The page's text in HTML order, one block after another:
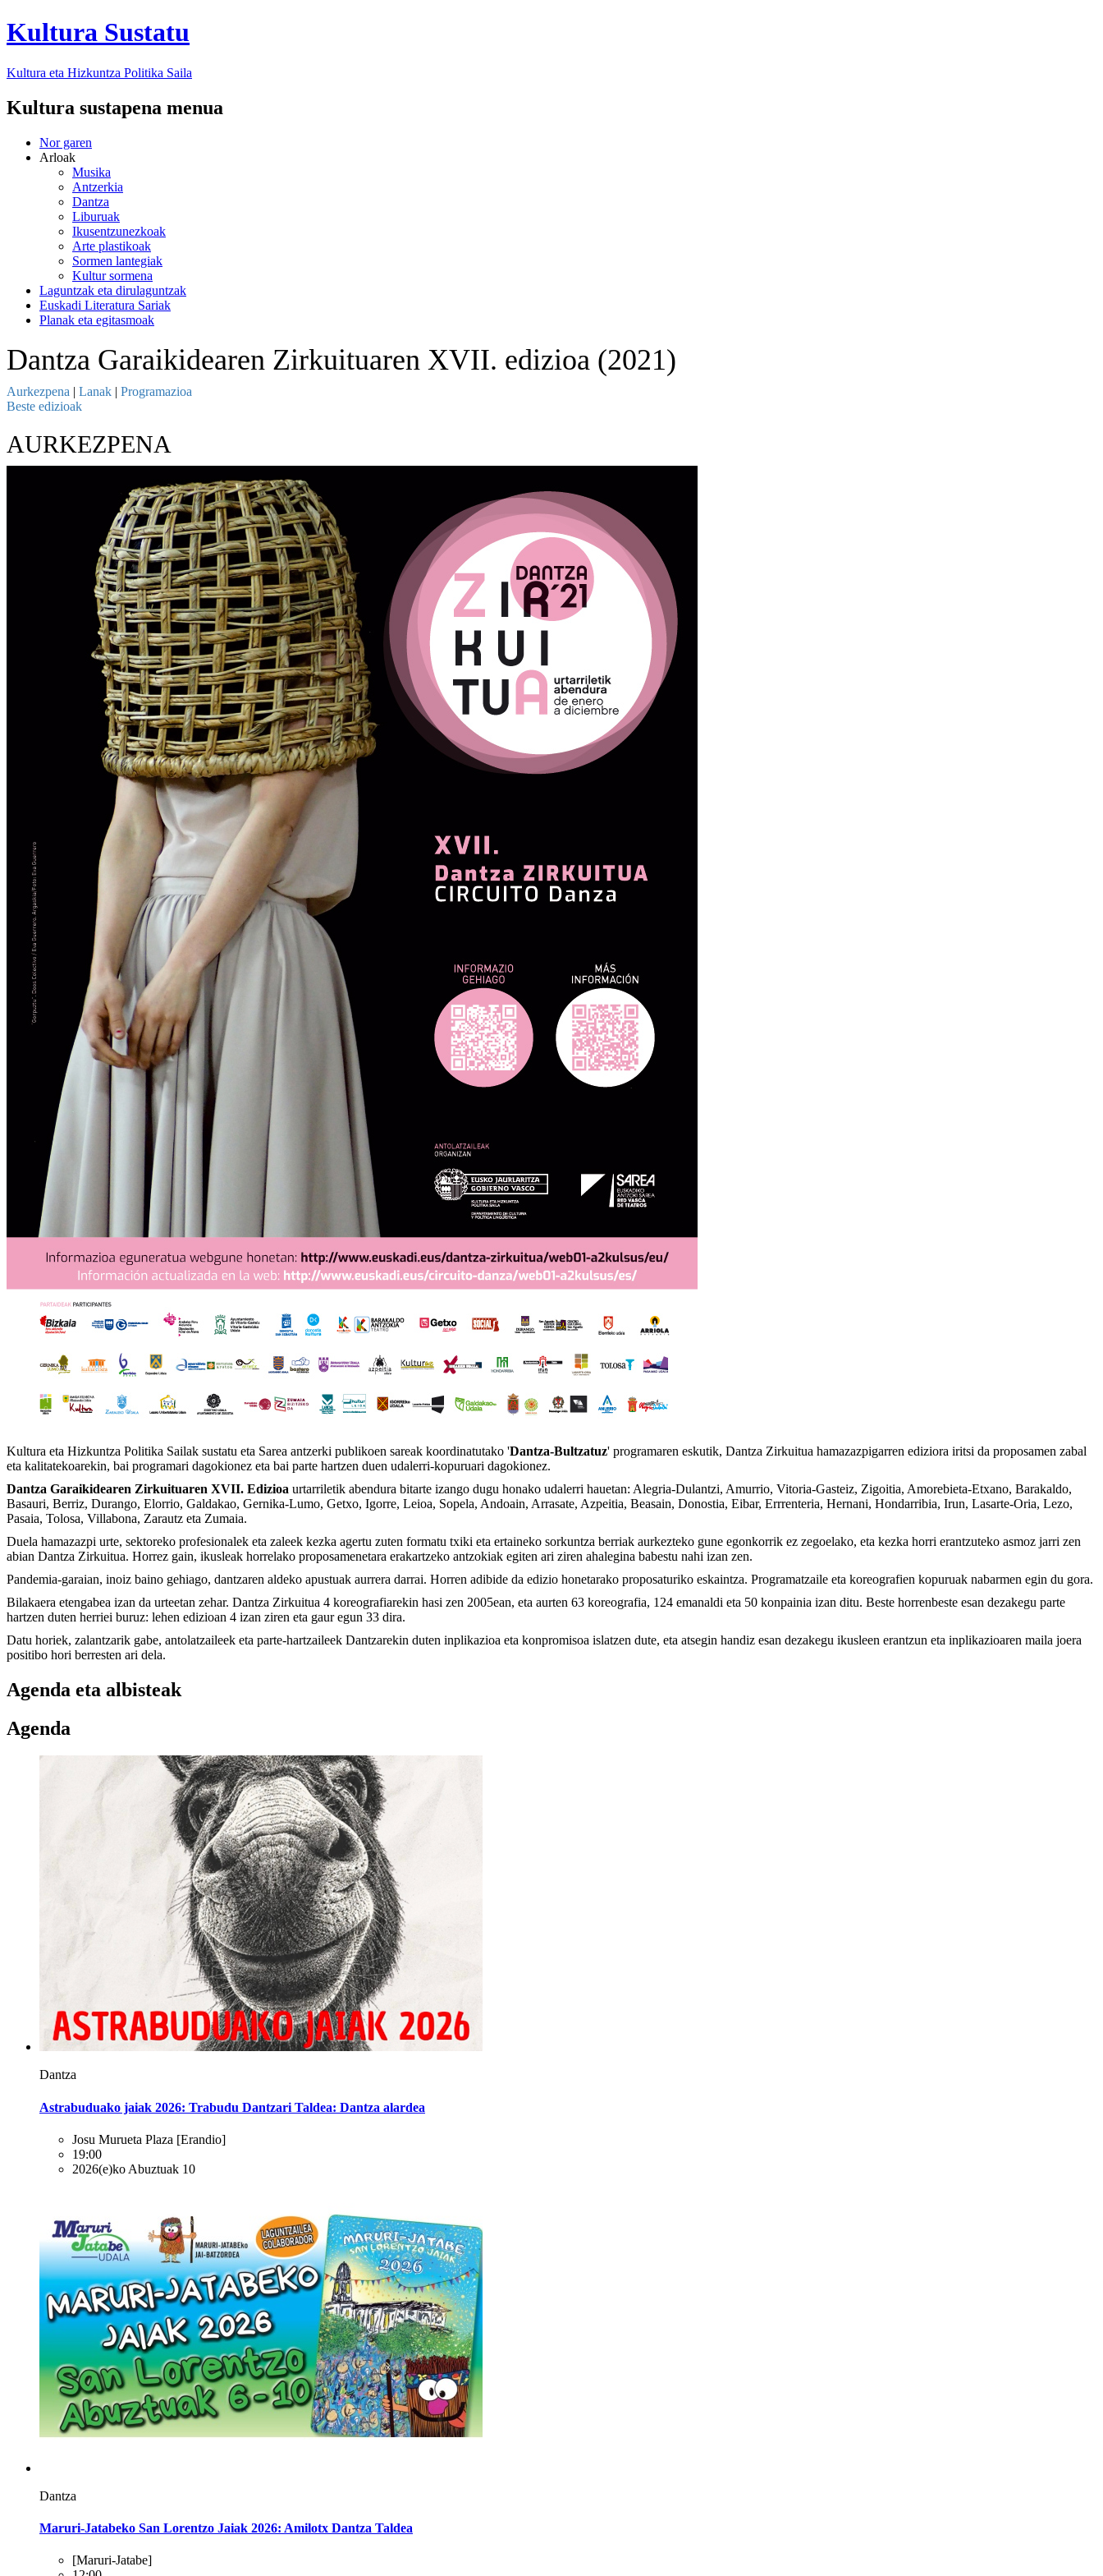
Kultura Sustatu
Kultura eta Hizkuntza Politika Saila
Kultura sustapena menua
Nor garen
Arloak
Musika
Antzerkia
Dantza
Liburuak
Ikusentzunezkoak
Arte plastikoak
Sormen lantegiak
Kultur sormena
Laguntzak eta dirulaguntzak
Euskadi Literatura Sariak
Planak eta egitasmoak
Dantza Garaikidearen Zirkuituaren XVII. edizioa (2021)
Aurkezpena | Lanak | Programazioa
Beste edizioak
AURKEZPENA
Kultura eta Hizkuntza Politika Sailak sustatu eta Sarea antzerki publikoen sareak koordinatutako 'Dantza-Bultzatuz' programaren eskutik, Dantza Zirkuitua hamazazpigarren ediziora iritsi da proposamen zabal
eta kalitatekoarekin, bai programari dagokionez eta bai parte hartzen duen udalerri-kopuruari dagokionez.
Dantza Garaikidearen Zirkuituaren XVII. Edizioa urtarriletik abendura bitarte izango dugu honako udalerri hauetan: Alegria-Dulantzi, Amurrio, Vitoria-Gasteiz, Zigoitia, Amorebieta-Etxano, Barakaldo,
Basauri, Berriz, Durango, Elorrio, Galdakao, Gernika-Lumo, Getxo, Igorre, Leioa, Sopela, Andoain, Arrasate, Azpeitia, Beasain, Donostia, Eibar, Errrenteria, Hernani, Hondarribia, Irun, Lasarte-Oria, Lezo,
Pasaia, Tolosa, Villabona, Zarautz eta Zumaia.
Duela hamazazpi urte, sektoreko profesionalek eta zaleek kezka agertu zuten formatu txiki eta ertaineko sorkuntza berriak aurkezteko gune egonkorrik ez zegoelako, eta kezka horri erantzuteko asmoz jarri zen
abian Dantza Zirkuitua. Horrez gain, ikusleak horrelako proposamenetara erakartzeko antzokiak egiten ari ziren ahalegina babestu nahi izan zen.
Pandemia-garaian, inoiz baino gehiago, dantzaren aldeko apustuak aurrera darrai. Horren adibide da edizio honetarako proposaturiko eskaintza. Programatzaile eta koreografien kopuruak nabarmen egin du gora.
Bilakaera etengabea izan da urteetan zehar. Dantza Zirkuitua 4 koreografiarekin hasi zen 2005ean, eta aurten 63 koreografia, 124 emanaldi eta 50 konpainia izan ditu. Beste horrenbeste esan dezakegu parte
hartzen duten herriei buruz: lehen edizioan 4 izan ziren eta gaur egun 33 dira.
Datu horiek, zalantzarik gabe, antolatzaileek eta parte-hartzaileek Dantzarekin duten inplikazioa eta konpromisoa islatzen dute, eta atsegin handiz esan dezakegu ikusleen erantzun eta inplikazioaren maila joera
positibo hori berresten ari dela.
Agenda eta albisteak
Agenda
Dantza
Astrabuduako jaiak 2026: Trabudu Dantzari Taldea: Dantza alardea
Josu Murueta Plaza [Erandio]
19:00
2026(e)ko Abuztuak 10
Dantza
Maruri-Jatabeko San Lorentzo Jaiak 2026: Amilotx Dantza Taldea
[Maruri-Jatabe]